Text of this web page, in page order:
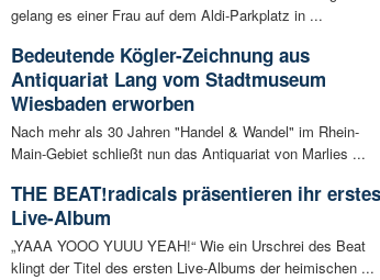
gelang es einer Frau auf dem Aldi-Parkplatz in ...
Bedeutende Kögler-Zeichnung aus
Antiquariat Lang vom Stadtmuseum
Wiesbaden erworben
Nach mehr als 30 Jahren "Handel & Wandel" im Rhein-
Main-Gebiet schließt nun das Antiquariat von Marlies ...
THE BEAT!radicals präsentieren ihr erstes
Live-Album
„YAAA YOOO YUUU YEAH!“ Wie ein Urschrei des Beat
klingt der Titel des ersten Live-Albums der heimischen ...